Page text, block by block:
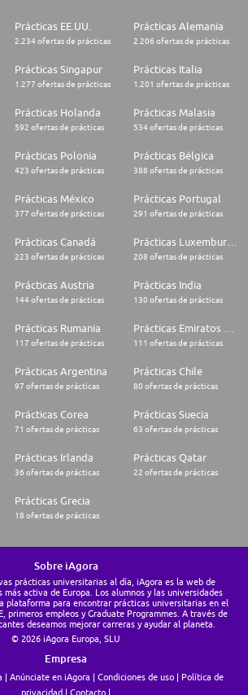
Prácticas EE.UU.
2.234 ofertas de prácticas
Prácticas Alemania
2.206 ofertas de prácticas
Prácticas Singapur
1.277 ofertas de prácticas
Prácticas Italia
1.201 ofertas de prácticas
Prácticas Holanda
592 ofertas de prácticas
Prácticas Malasia
534 ofertas de prácticas
Prácticas Polonia
423 ofertas de prácticas
Prácticas Bélgica
388 ofertas de prácticas
Prácticas México
377 ofertas de prácticas
Prácticas Portugal
291 ofertas de prácticas
Prácticas Canadá
223 ofertas de prácticas
Prácticas Luxemburgo
208 ofertas de prácticas
Prácticas Austria
144 ofertas de prácticas
Prácticas India
130 ofertas de prácticas
Prácticas Rumania
117 ofertas de prácticas 111 ofertas de prácticas
Prácticas Argentina
97 ofertas de prácticas
Prácticas Chile
80 ofertas de prácticas
Prácticas Corea
71 ofertas de prácticas
Prácticas Suecia
63 ofertas de prácticas
Prácticas Irlanda
36 ofertas de prácticas
Prácticas Qatar
22 ofertas de prácticas
Prácticas Grecia
18 ofertas de prácticas
Sobre iAgora
prácticas universitarias al día, iAgora es la web de
activa de Europa. Los alumnos y las universidades
plataforma para encontrar prácticas universitarias en el
primeros empleos y Graduate Programmes. A través de
deseamos mejorar carreras y ayudar al planeta.
© 2026 iAgora Europa, SLU
Empresa
Anúnciate en iAgora Condiciones de uso
Política de
privacidad
Contacto